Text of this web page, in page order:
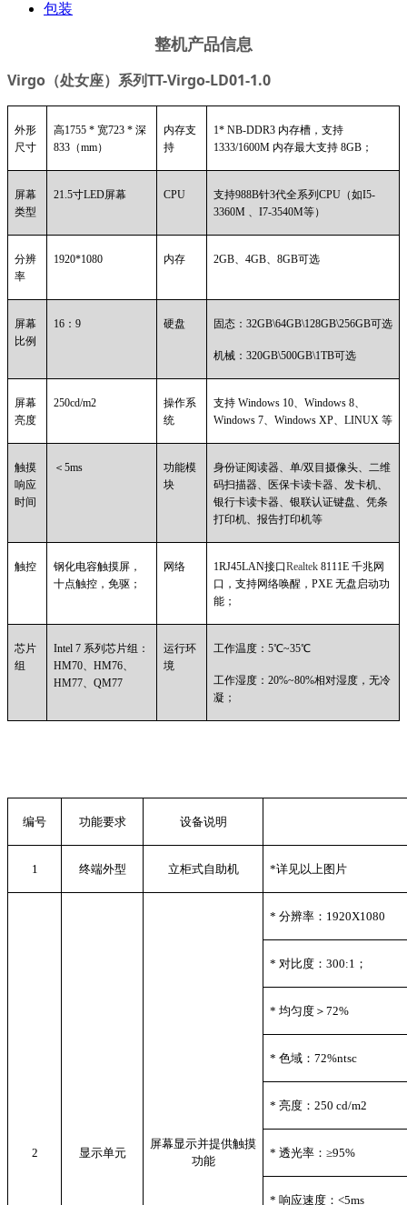
包装
整机产品信息
Virgo （处女座）系列TT-Virgo-LD01-1.0
外形
尺寸
高1755 * 宽723 * 深
833（mm）
内存支
持
1* NB-DDR3 内存槽，支持
1333/1600M 内存最大支持 8GB；
屏幕
类型
21.5寸LED屏幕 CPU
支持988B针3代全系列CPU（如I5-
3360M 、I7-3540M等）
分辨
率
1920*1080 内存 2GB、4GB、8GB可选
屏幕
比例
16 ：9 硬盘 固态：32GB\64GB\128GB\256GB可选
机械：320GB\500GB\1TB可选
屏幕
亮度
250cd/m2
操作系
统
支持 Windows 10、Windows 8、
Windows 7、Windows XP、LINUX 等
触摸
响应
时间
＜5ms
功能模
块
身份证阅读器、单/双目摄像头、二维
码扫描器、医保卡读卡器、发卡机、
银行卡读卡器、银联认证键盘、凭条
打印机、报告打印机等
触控
钢化电容触摸屏，
十点触控，免驱；
网络 1RJ45LAN接口Realtek 8111E 千兆网
口，支持网络唤醒，PXE 无盘启动功
能；
芯片
组
Intel 7 系列芯片组：
HM70、HM76、
HM77、QM77
运行环
境
工作温度：5℃~35℃
工作湿度：20%~80%相对湿度，无冷
凝；
编号 功能要求 设备说明
1 终端外型 立柜式自助机 *详见以上图片
2 显示单元
屏幕显示并提供触摸
功能
* 分辨率：1920X1080
* 对比度：300:1；
* 均匀度＞72%
* 色域：72%ntsc
* 亮度：250 cd/m2
* 透光率：≥95%
* 响应速度：<5ms